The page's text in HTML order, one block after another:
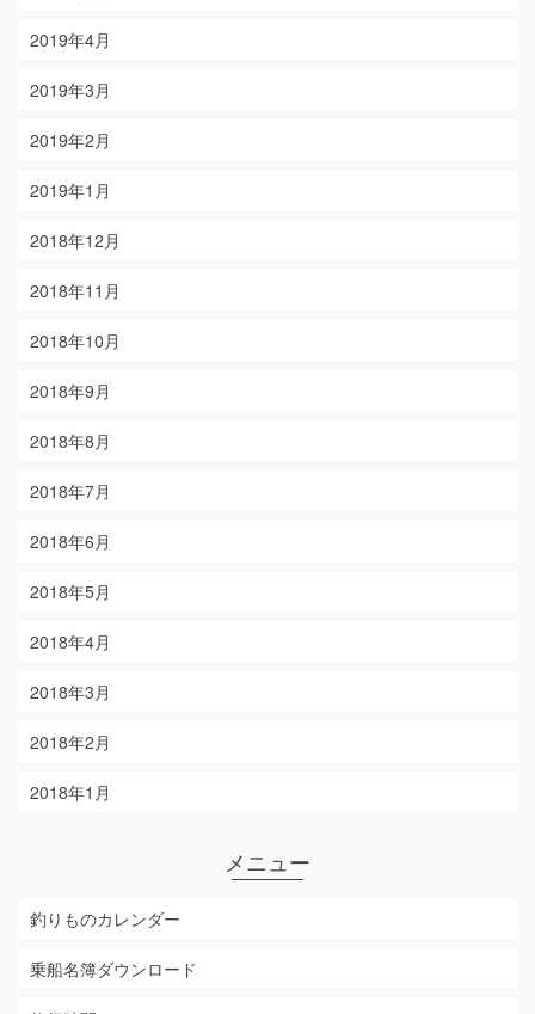
2019年4月
2019年3月
2019年2月
2019年1月
2018年12月
2018年11月
2018年10月
2018年9月
2018年8月
2018年7月
2018年6月
2018年5月
2018年4月
2018年3月
2018年2月
2018年1月
メニュー
釣りものカレンダー
乗船名簿ダウンロード